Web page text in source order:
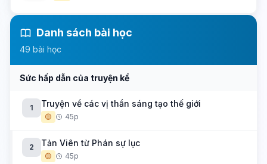
Danh sách bài học
49 bài học
Sức hấp dẫn của truyện kể
1 Truyện về các vị thần sáng tạo thế giới
🟡 45p
2 Tản Viên từ Phán sự lục
🟡 45p